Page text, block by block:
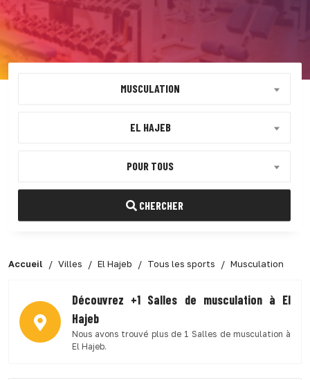
MUSCULATION
EL HAJEB
POUR TOUS
CHERCHER
Accueil Villes El Hajeb Tous les sports Musculation
Découvrez +1 Salles de musculation à El
Hajeb
Nous avons trouvé plus de 1 Salles de musculation à
El Hajeb.